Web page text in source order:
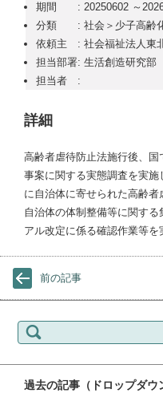
期間 : 20250602 ～
分類 : 社会＞少子高齢
依頼主 : 社会福祉法人東
担当部署: 生活創造研究部
担当者 :
詳細
高齢者虐待防止法施行後、
事案に関する実態調査を実
に自治体に寄せられた高齢者
自治体の体制整備等に関す
アル改定に係る確認作業等を
前の記事
検索:
過去の記事（ドロップダウ